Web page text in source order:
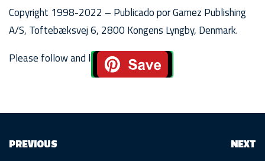
Copyright 1998-2022 – Publicado por Gamez Publishing
A/S, Toftebæksvej 6, 2800 Kongens Lyngby, Denmark.
Please follow and like us:
PREVIOUS NEXT